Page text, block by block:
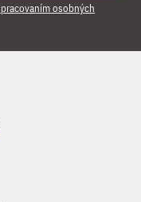
osobných